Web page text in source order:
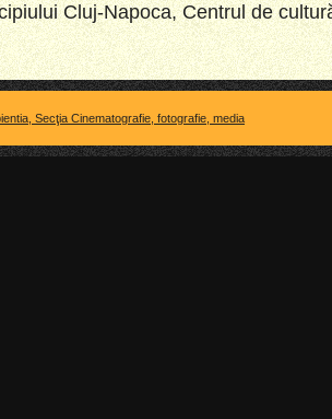
Cluj-Napoca, Centrul de
Secţia Cinematografie, fotografie, media